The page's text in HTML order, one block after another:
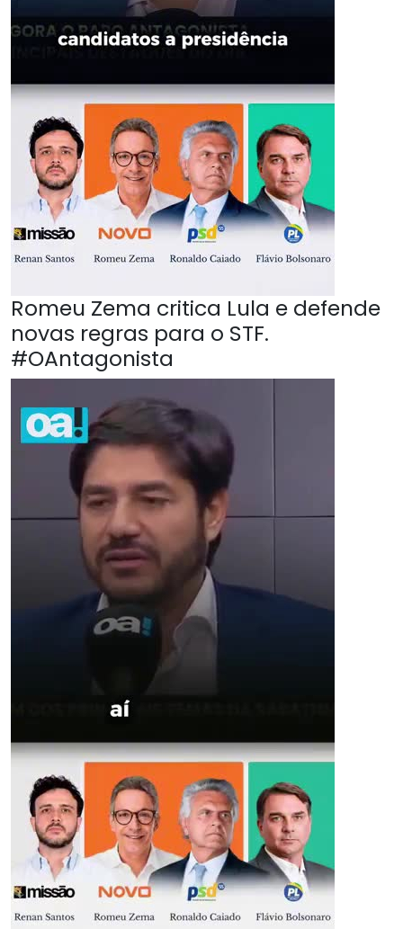
Romeu Zema critica Lula e defende
novas regras para o STF.
#OAntagonista